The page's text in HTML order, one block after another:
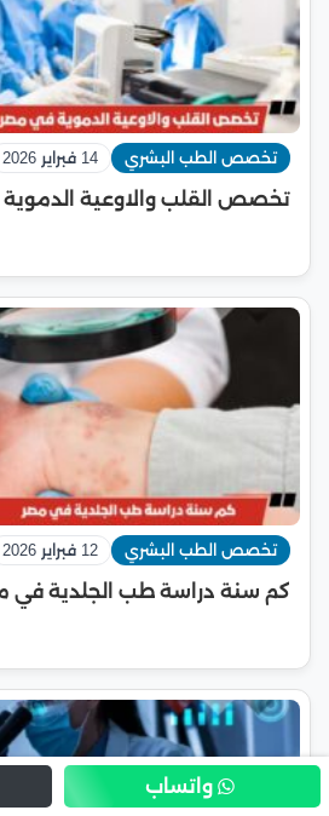
تخصص الطب البشري 14 فبراير 2026
تخصص القلب والاوعية
تخصص الطب البشري 12 فبراير 2026
كم سنة دراسة طب الجلدية في
واتساب